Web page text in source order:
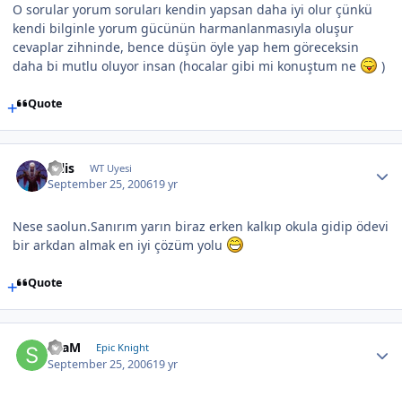
O sorular yorum soruları kendin yapsan daha iyi olur çünkü
kendi bilginle yorum gücünün harmanlanmasıyla oluşur
cevaplar zihninde, bence düşün öyle yap hem göreceksin
daha bi mutlu oluyor insan (hocalar gibi mi konuştum ne
)
Quote
calis WT Uyesi
September 25, 200619 yr
Nese saolun.Sanırım yarın biraz erken kalkıp okula gidip ödevi
bir arkdan almak en iyi çözüm yolu
Quote
SLaM Epic Knight
September 25, 200619 yr